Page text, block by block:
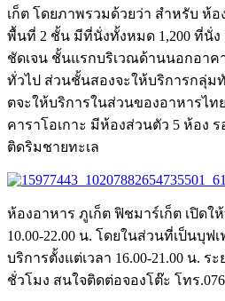
เก็ต โดยภาพรวมด้วยว่า สำหรับ ห้
พื้นที่ 2 ชั้น มีที่นั่งทั้งหมด 1,200 ที่นั่
ชัดเจน ชั้นแรกบริเวณด้านนอกอาค
ทั่วไป ส่วนชั้นสองจะให้บริการกลุ่ม
ตจะให้บริการในส่วนของอาหารไ
คาราโอเกาะ มีห้องส่วนตัว 5 ห้อง
ติดริมชายทะเล
ห้องอาหาร ภูเก็ต ฟิชมาร์เก็ต เปิดใ
10.00-22.00 น. โดยในส่วนที่เป็นบุ
บริการตั้งแต่เวลา 16.00-21.00 น. ร
ชั่วโมง สนใจติดต่อจองโต๊ะ โทร